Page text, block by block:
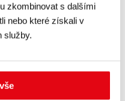
zkombinovat s dalšími
nebo které získali v
služby.